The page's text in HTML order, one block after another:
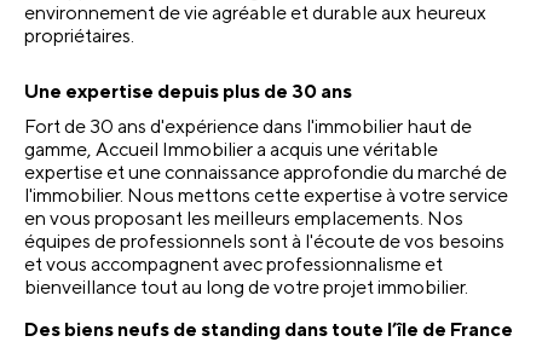
environnement de vie agréable et durable aux heureux
propriétaires.
Une expertise depuis plus de 30 ans
Fort de 30 ans d'expérience dans l'immobilier haut de
gamme, Accueil Immobilier a acquis une véritable
expertise et une connaissance approfondie du marché de
l'immobilier. Nous mettons cette expertise à votre service
en vous proposant les meilleurs emplacements. Nos
équipes de professionnels sont à l'écoute de vos besoins
et vous accompagnent avec professionnalisme et
bienveillance tout au long de votre projet immobilier.
Des biens neufs de standing dans toute l’île de France